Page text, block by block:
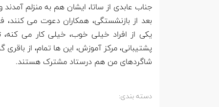
جناب عابدی از ساتا، ایشان هم به منزلم
بعد از بازنشستگی، همکاران دعوت می کنند،
یکی از افراد خیلی خوب، خیلی کار می
پشتیبانی، مرکز آموزش، این ها تمام، از
شاگردهای من هم درستاد مشترک هستند.
دسته بندی: